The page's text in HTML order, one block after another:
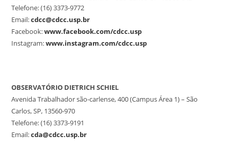
Telefone: (16) 3373-9772
Email:cdcc@cdcc.usp.br
Facebook:www.facebook.com/cdcc.usp
Instagram:www.instagram.com/cdcc.usp
OBSERVATÓRIO DIETRICH SCHIEL
Avenida Trabalhador são-carlense, 400 (Campus Área 1) – São
Carlos, SP, 13560-970
Telefone: (16) 3373-9191
Email:cda@cdcc.usp.br